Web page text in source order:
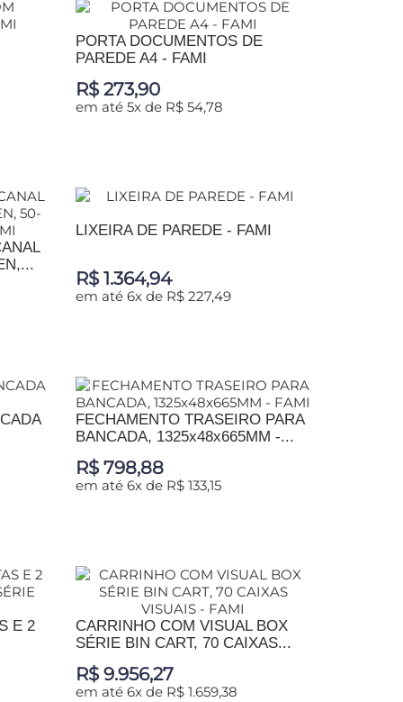
PORTA DOCUMENTOS DE
PAREDE A4 - FAMI
R$ 273,90
em até 5x de R$ 54,78
LIXEIRA DE PAREDE - FAMI
R$ 1.364,94
em até 6x de R$ 227,49
FECHAMENTO TRASEIRO PARA
BANCADA, 1325x48x665MM -...
R$ 798,88
em até 6x de R$ 133,15
E 2
CARRINHO COM VISUAL BOX
SÉRIE BIN CART, 70 CAIXAS...
R$ 9.956,27
em até 6x de R$ 1.659,38